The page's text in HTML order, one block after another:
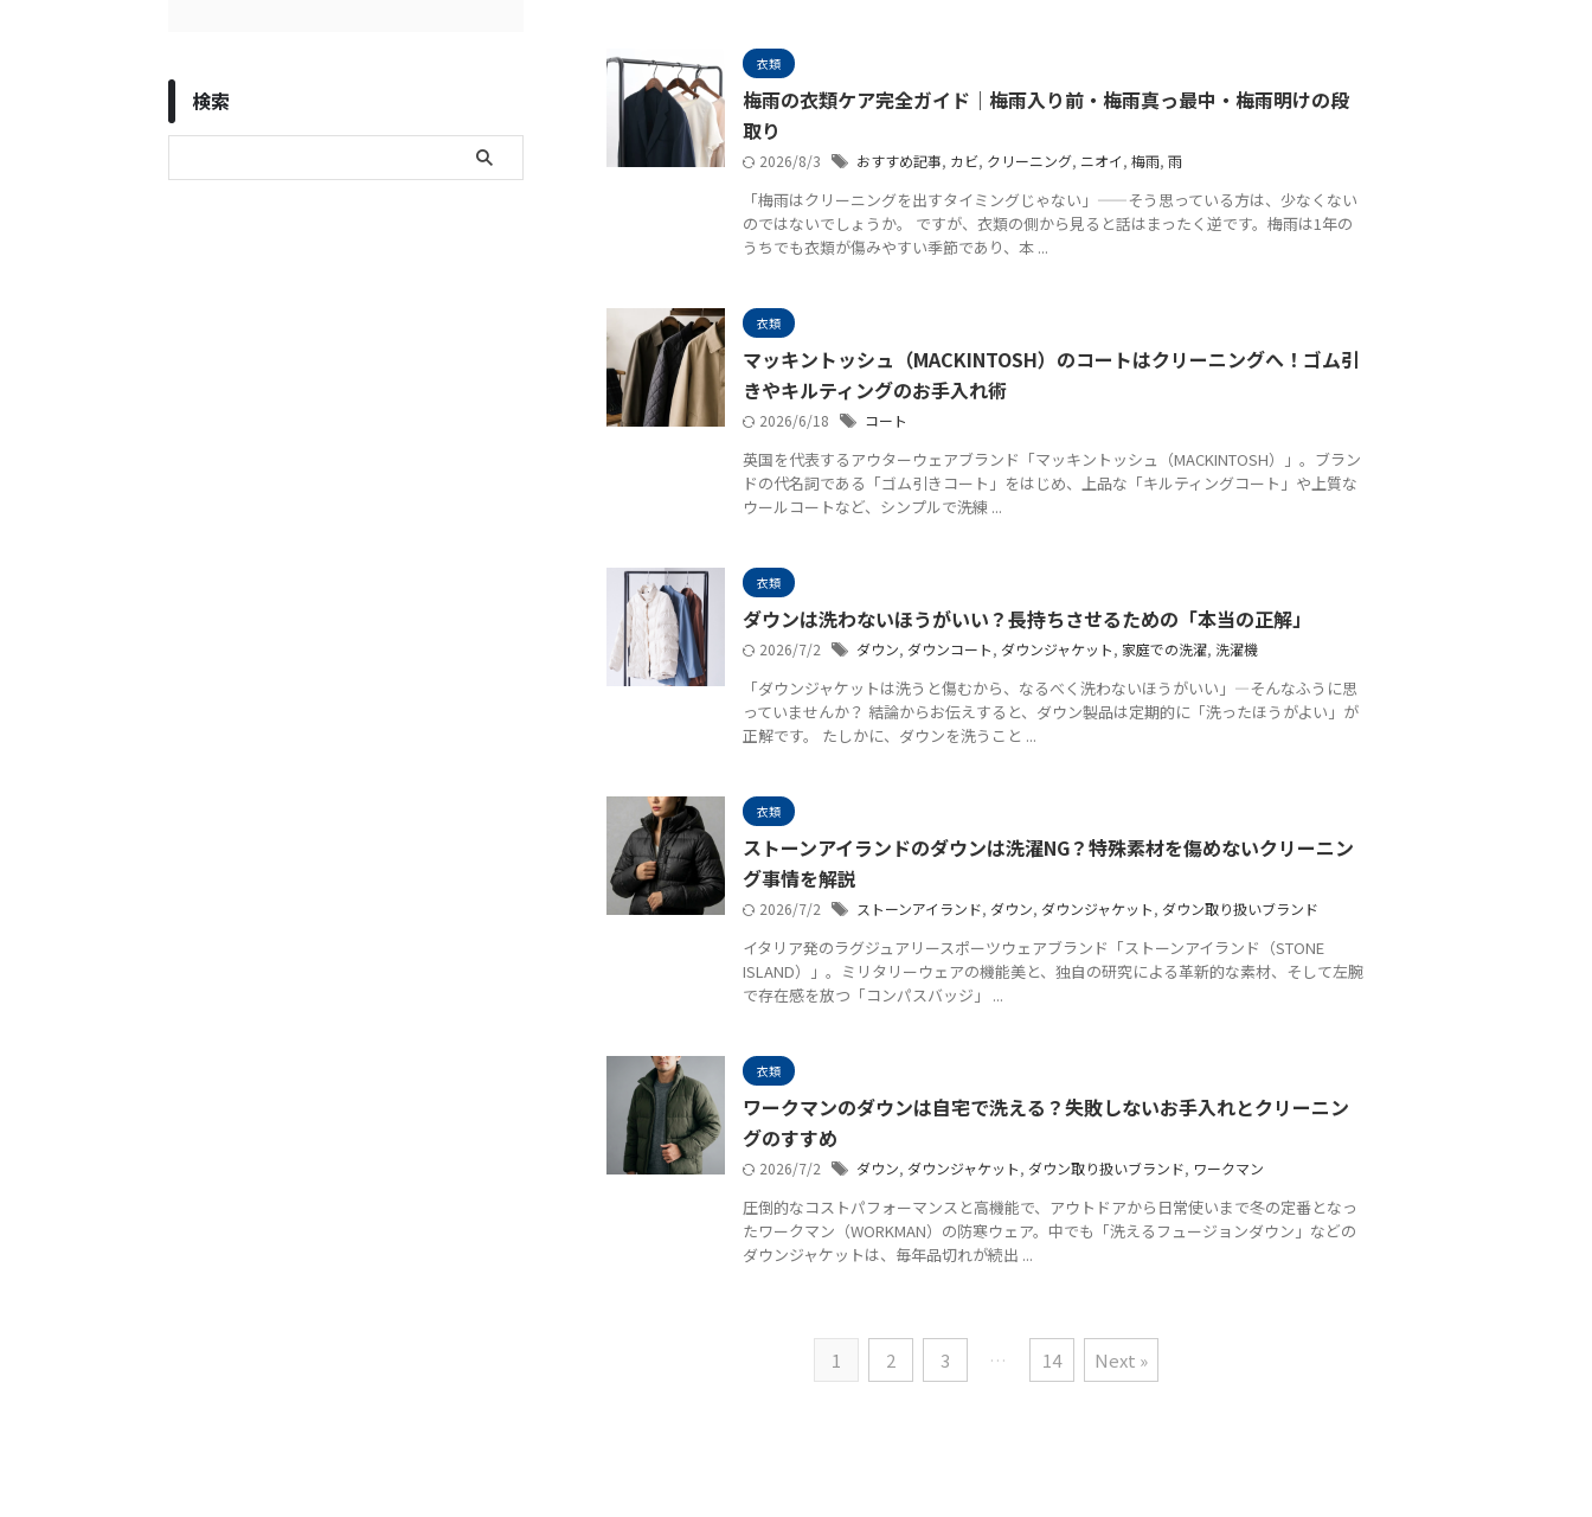
衣類
梅雨の衣類ケア完全ガイド｜梅雨入り前・梅雨真っ最中・梅雨明けの段
取り
2026/8/3 おすすめ記事, カビ, クリーニング, ニオイ, 梅雨, 雨
「梅雨はクリーニングを出すタイミングじゃない」——そう思っている方は、少なくない
のではないでしょうか。 ですが、衣類の側から見ると話はまったく逆です。梅雨は1年の
うちでも衣類が傷みやすい季節であり、本 ...
衣類
マッキントッシュ（MACKINTOSH）のコートはクリーニングへ！ゴム引
きやキルティングのお手入れ術
2026/6/18 コート
英国を代表するアウターウェアブランド「マッキントッシュ（MACKINTOSH）」。ブラン
ドの代名詞である「ゴム引きコート」をはじめ、上品な「キルティングコート」や上質な
ウールコートなど、シンプルで洗練 ...
衣類
ダウンは洗わないほうがいい？長持ちさせるための「本当の正解」
2026/7/2 ダウン, ダウンコート, ダウンジャケット, 家庭での洗濯, 洗濯機
「ダウンジャケットは洗うと傷むから、なるべく洗わないほうがいい」―そんなふうに思
っていませんか？ 結論からお伝えすると、ダウン製品は定期的に「洗ったほうがよい」が
正解です。 たしかに、ダウンを洗うこと ...
衣類
ストーンアイランドのダウンは洗濯NG？特殊素材を傷めないクリーニン
グ事情を解説
2026/7/2 ストーンアイランド, ダウン, ダウンジャケット, ダウン取り扱いブランド
イタリア発のラグジュアリースポーツウェアブランド「ストーンアイランド（STONE
ISLAND）」。ミリタリーウェアの機能美と、独自の研究による革新的な素材、そして左腕
で存在感を放つ「コンパスバッジ」 ...
衣類
ワークマンのダウンは自宅で洗える？失敗しないお手入れとクリーニン
グのすすめ
2026/7/2 ダウン, ダウンジャケット, ダウン取り扱いブランド, ワークマン
圧倒的なコストパフォーマンスと高機能で、アウトドアから日常使いまで冬の定番となっ
たワークマン（WORKMAN）の防寒ウェア。中でも「洗えるフュージョンダウン」などの
ダウンジャケットは、毎年品切れが続出 ...
1 2 3 … 14 Next »
検索